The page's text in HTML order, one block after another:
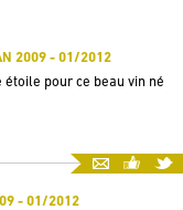
2009 - 01/2012
pour ce beau vin né
- 01/2012